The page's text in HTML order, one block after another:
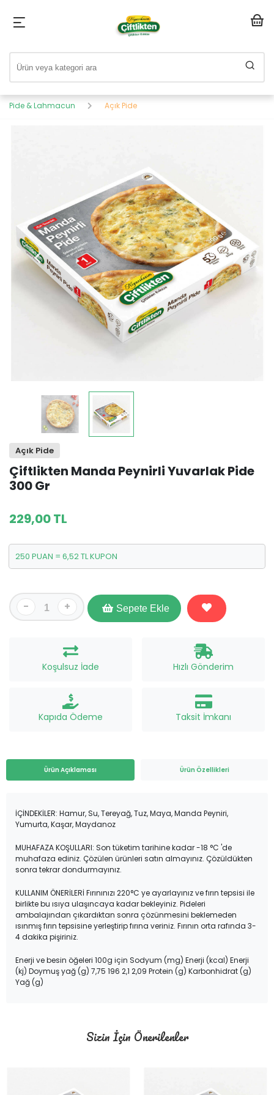
Pide & Lahmacun Açık Pide
Açık Pide
Çiftlikten Manda Peynirli Yuvarlak Pide
300 Gr
229,00 TL
250 PUAN = 6,52 TL KUPON
- + Sepete Ekle
Koşulsuz İade Hızlı Gönderim
Kapıda Ödeme Taksit İmkanı
Ürün Açıklaması Ürün Özellikleri
İÇİNDEKİLER: Hamur, Su, Tereyağ, Tuz, Maya, Manda Peyniri,
Yumurta, Kaşar, Maydanoz
MUHAFAZA KOŞULLARI: Son tüketim tarihine kadar -18 °C 'de
muhafaza ediniz. Çözülen ürünleri satın almayınız. Çözüldükten
sonra tekrar dondurmayınız.
KULLANIM ÖNERİLERİ Fırınınızı 220°C ye ayarlayınız ve fırın tepsisi ile
birlikte bu ısıya ulaşıncaya kadar bekleyiniz. Pideleri
ambalajından çıkardıktan sonra çözünmesini beklemeden
ısınmış fırın tepsisine yerleştirip fırına veriniz. Fırının orta rafında 3-
4 dakika pişiriniz.
Enerji ve besin öğeleri 100g için Sodyum (mg) Enerji (kcal) Enerji
(kj) Doymuş yağ (g) 7,75 196 2,1 2,09 Protein (g) Karbonhidrat (g)
Yağ (g)
Sizin İçin Önerilenler